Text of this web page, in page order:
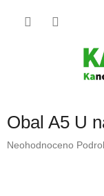
Obal A5 U
Průměrné
Neohodnoceno